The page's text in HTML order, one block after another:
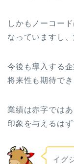
しかもノーコー
なっていますし
今後も導入する
将来性も期待でき
業績は赤字では
印象を与えるは
イグ